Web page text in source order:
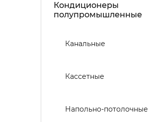
Кондиционеры
полупромышленные
Канальные
Кассетные
Напольно-потолочные